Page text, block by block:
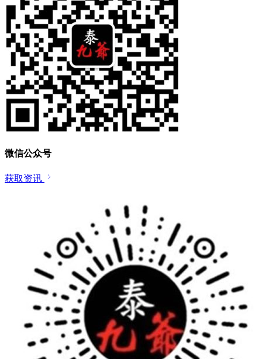
微信公众号
获取资讯